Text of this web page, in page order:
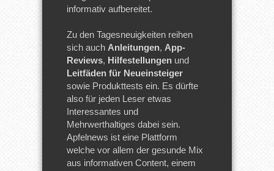
informativ aufbereitet.
Zu den Tagesneuigkeiten reihen
sich auch Anleitungen, App-
Reviews, Hilfestellungen und
Leitfäden für Neueinsteiger
sowie Produkttests ein. Es dürfte
also für jeden Leser etwas
Interessantes und
Mehrwerthaltiges dabei sein.
Apfelnews ist eine Plattform
welche vor allem der gesunde Mix
aus informativen Content, einem